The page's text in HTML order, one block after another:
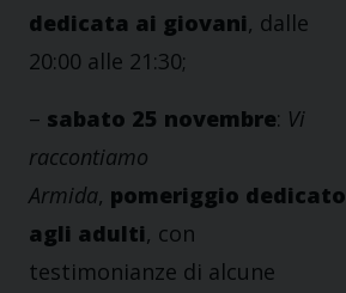
dedicata ai giovani, dalle
20:00 alle 21:30;
– sabato 25 novembre: Vi
raccontiamo
Armida, pomeriggio dedicato
agli adulti, con
testimonianze di alcune